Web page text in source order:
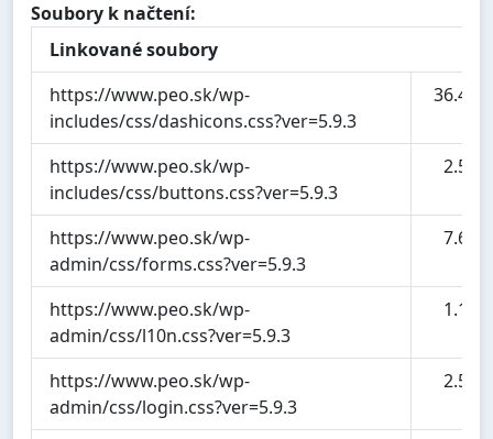
Soubory k načtení:
Linkované soubory
https://www.peo.sk/wp-
includes/css/dashicons.css?ver=5.9.3
36.4 kB
https://www.peo.sk/wp-
includes/css/buttons.css?ver=5.9.3
2.5 kB
https://www.peo.sk/wp-
admin/css/forms.css?ver=5.9.3
7.6 kB
https://www.peo.sk/wp-
admin/css/l10n.css?ver=5.9.3
1.1 kB
https://www.peo.sk/wp-
admin/css/login.css?ver=5.9.3
2.5 kB